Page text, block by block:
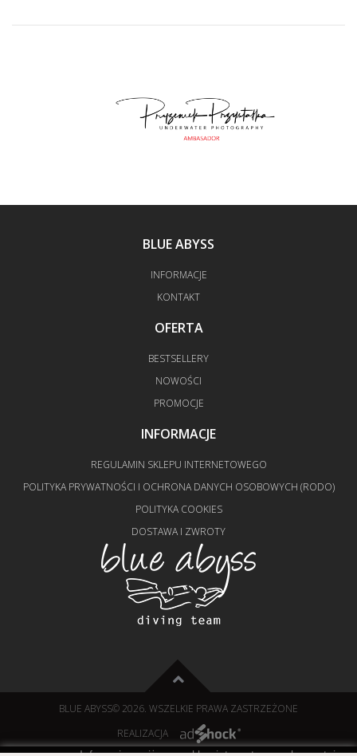
BLUE ABYSS
INFORMACJE
KONTAKT
OFERTA
BESTSELLERY
NOWOŚCI
PROMOCJE
INFORMACJE
REGULAMIN SKLEPU INTERNETOWEGO
POLITYKA PRYWATNOŚCI I OCHRONA DANYCH OSOBOWYCH (RODO)
POLITYKA COOKIES
DOSTAWA I ZWROTY
BLUE ABYSS© 2026. WSZELKIE PRAWA ZASTRZEŻONE
REALIZACJA